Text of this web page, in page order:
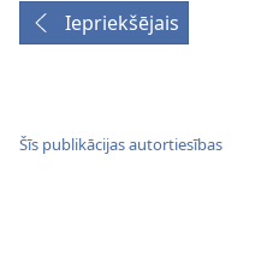
Iepriekšējais
Šīs publikācijas autortiesības